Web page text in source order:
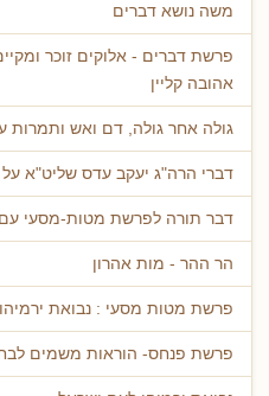
משה נושא דברים
פרשת דברים - אלוקים זוכר
אהובה קליין
גולה אחר גולה, דם ואש ותמרות
דברי הרה"ג יעקב עדס שליט"א
דבר תורה לפרשת מטות-מסעי עם
הר ההר - מות אהרון
פרשת מטות מסעי : נבואת
פרשת פנחס- הוראות משמים